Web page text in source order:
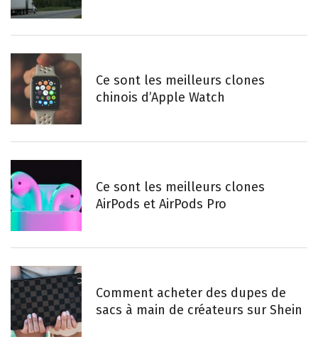
Ce sont les meilleurs clones
chinois d’Apple Watch
Ce sont les meilleurs clones
AirPods et AirPods Pro
Comment acheter des dupes de
sacs à main de créateurs sur Shein